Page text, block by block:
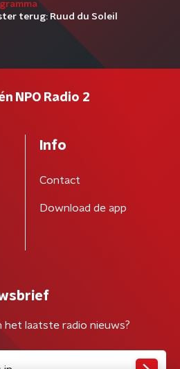
terug: Ruud du Soleil
NPO Radio 2
Info
Contact
Download de app
laatste radio nieuws?